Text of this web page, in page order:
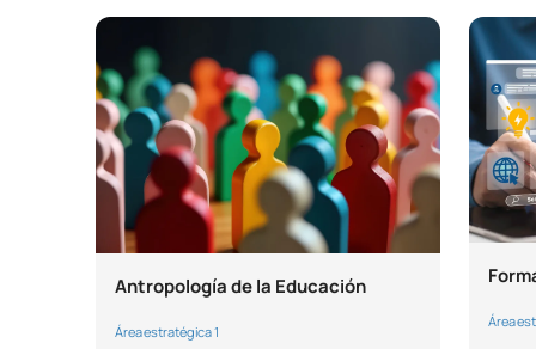
Antropología de la Educación
Área estratégica 1
Área